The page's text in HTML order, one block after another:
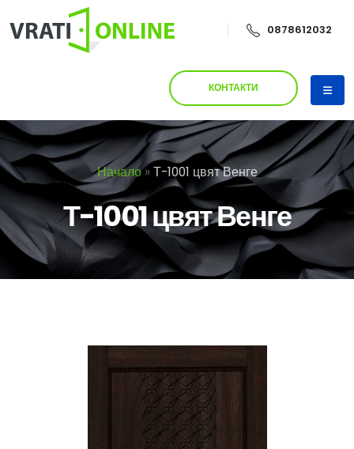
0878612032
КОНТАКТИ
Начало» Т-1001 цвят Венге
Т-1001 цвят Венге